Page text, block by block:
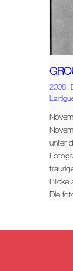
2008,
unter
Blicke
Die